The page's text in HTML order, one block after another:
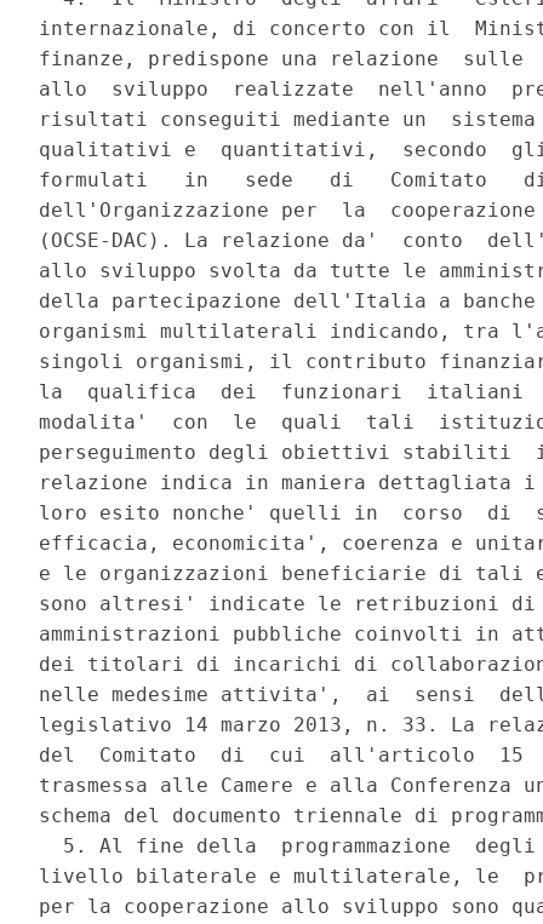
internazionale, di concerto con il
finanze, predispone una relazione
allo  sviluppo  realizzate  nell'anno
risultati conseguiti mediante un
qualitativi e  quantitativi,  secondo
formulati   in   sede   di   Comitato
dell'Organizzazione per  la
(OCSE-DAC). La relazione da'  conto
allo sviluppo svolta da tutte le
della partecipazione dell'Italia a
organismi multilaterali indicando, tra
singoli organismi, il contributo
la  qualifica  dei  funzionari  italiani
modalita'  con  le  quali  tali
perseguimento degli obiettivi stabiliti
relazione indica in maniera
loro esito nonche' quelli in  corso  di
efficacia, economicita', coerenza e
e le organizzazioni beneficiarie di tali
sono altresi' indicate le retribuzioni
amministrazioni pubbliche coinvolti in
dei titolari di incarichi di
nelle medesime attivita',  ai  sensi
legislativo 14 marzo 2013, n. 33. La
del  Comitato  di  cui  all'articolo  15
trasmessa alle Camere e alla
schema del documento triennale di
5. Al fine della  programmazione
livello bilaterale e multilaterale, le
per la cooperazione allo sviluppo sono